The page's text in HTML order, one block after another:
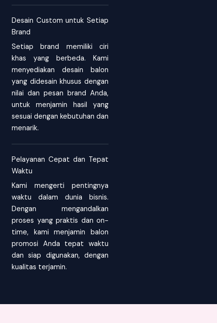
Desain Custom untuk Setiap
Brand
Setiap brand memiliki ciri
khas yang berbeda. Kami
menyediakan desain balon
yang didesain khusus dengan
nilai dan pesan brand Anda,
untuk menjamin hasil yang
sesuai dengan kebutuhan dan
menarik.
Pelayanan Cepat dan Tepat
Waktu
Kami mengerti pentingnya
waktu dalam dunia bisnis.
Dengan mengandalkan
proses yang praktis dan on-
time, kami menjamin balon
promosi Anda tepat waktu
dan siap digunakan, dengan
kualitas terjamin.